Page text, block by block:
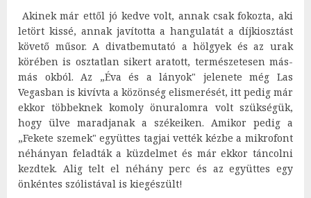
Akinek már ettől jó kedve volt, annak csak fokozta, aki
letört kissé, annak javította a hangulatát a díjkiosztást
követő műsor. A divatbemutató a hölgyek és az urak
körében is osztatlan sikert aratott, természetesen más-
más okból. Az „Éva és a lányok" jelenete még Las
Vegasban is kivívta a közönség elismerését, itt pedig már
ekkor többeknek komoly önuralomra volt szükségük,
hogy ülve maradjanak a székeiken. Amikor pedig a
„Fekete szemek" együttes tagjai vették kézbe a mikrofont
néhányan feladták a küzdelmet és már ekkor táncolni
kezdtek. Alig telt el néhány perc és az együttes egy
önkéntes szólistával is kiegészült!